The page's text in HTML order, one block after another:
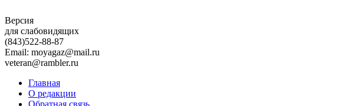
Версия
для слабовидящих
(843)522-88-87
Email: moyagaz@mail.ru
veteran@rambler.ru
Главная
О редакции
Обратная связь